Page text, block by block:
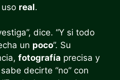
real.
dice. “Y si todo
un poco”. Su
fotografía precisa y
decirte “no” con